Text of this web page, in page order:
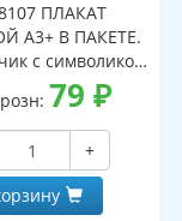
ПЛАКАТ
А3+ В ПАКЕТЕ.
с символикой
с европодвесом
клапаном,
ВД-лак)
79₽
+